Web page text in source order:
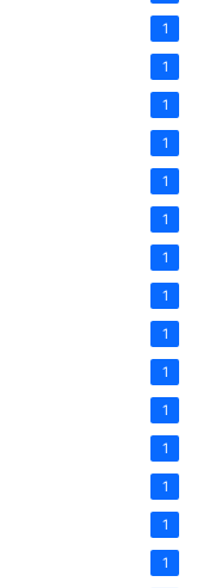
1
1
1
1
1
1
1
1
1
1
1
1
1
1
1